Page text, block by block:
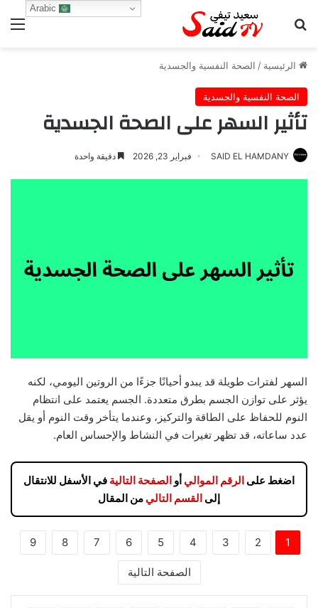
بحث عن
الرئيسية / الصحة النفسية والجسدية
الصحة النفسية والجسدية
تأثير السهر على الصحة الجسدية
SAID EL HAMDANY فبراير 23, 2026 دقيقة واحدة
السهر لفترات طويلة قد يبدو أحيانًا جزءًا من الروتين اليومي، لكنه
يؤثر على توازن الجسم بطرق متعددة. الجسم يعتمد على انتظام
النوم للحفاظ على الطاقة والتركيز، وعندما يتأخر وقت النوم أو يقل
عدد ساعاته، قد تظهر تغيرات في النشاط والإحساس العام.
اضغط على الرقم الموالي أو الصفحة التالية في الأسفل للانتقال
إلى القسم التالي من المقال
1
2
3
4
5
6
7
8
9
الصفحة التالية